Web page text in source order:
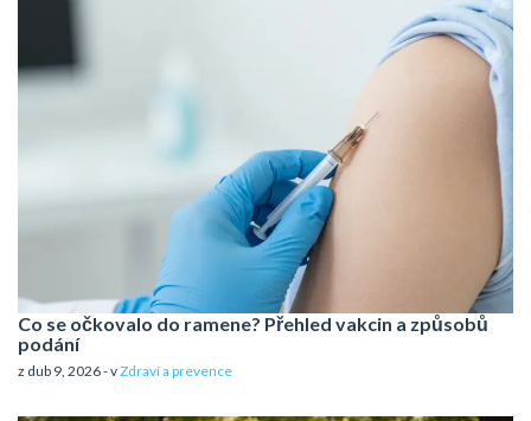
Co se očkovalo do ramene? Přehled vakcin a způsobů
podání
z dub 9, 2026 - vZdraví a prevence